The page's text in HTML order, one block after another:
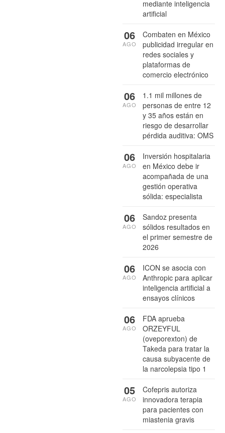
mediante inteligencia
artificial
Combaten en México
publicidad irregular en
redes sociales y
plataformas de
comercio electrónico
06
AGO
1.1 mil millones de
personas de entre 12
y 35 años están en
riesgo de desarrollar
pérdida auditiva: OMS
06
AGO
Inversión hospitalaria
en México debe ir
acompañada de una
gestión operativa
sólida: especialista
06
AGO
Sandoz presenta
sólidos resultados en
el primer semestre de
2026
06
AGO
ICON se asocia con
Anthropic para aplicar
inteligencia artificial a
ensayos clínicos
06
AGO
FDA aprueba
ORZEYFUL
(oveporexton) de
Takeda para tratar la
causa subyacente de
la narcolepsia tipo 1
06
AGO
Cofepris autoriza
innovadora terapia
para pacientes con
miastenia gravis
05
AGO